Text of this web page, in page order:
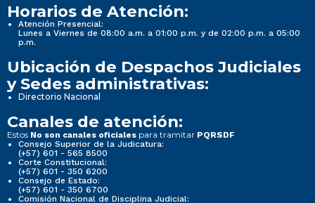
Horarios de Atención:
Atención Presencial:
Lunes a Viernes de 08:00 a.m. a 01:00 p.m. y de 02:00 p.m. a 05:00
p.m.
Ubicación de Despachos Judiciales
y Sedes administrativas:
Directorio Nacional
Canales de atención:
Estos No son canales oficiales para tramitar PQRSDF
Consejo Superior de la Judicatura:
(+57) 601 - 565 8500
Corte Constitucional:
(+57) 601 - 350 6200
Consejo de Estado:
(+57) 601 - 350 6700
Comisión Nacional de Disciplina Judicial: